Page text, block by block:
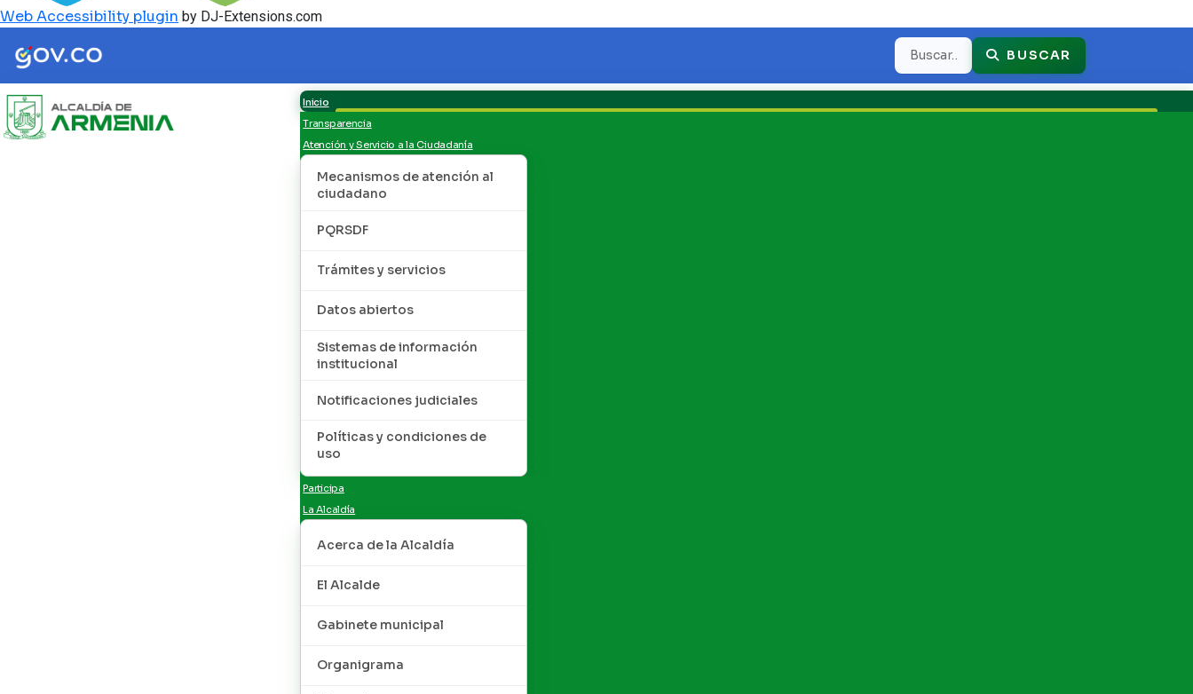
Web Accessibility plugin by DJ-Extensions.com
Buscar BUSCAR
Inicio
Transparencia
Atención y Servicio a la Ciudadanía
Mecanismos de atención al
ciudadano
PQRSDF
Trámites y servicios
Datos abiertos
Sistemas de información
institucional
Notificaciones judiciales
Políticas y condiciones de
uso
Participa
La Alcaldía
Acerca de la Alcaldía
El Alcalde
Gabinete municipal
Organigrama